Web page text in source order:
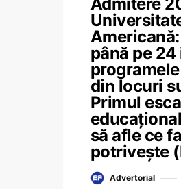
până pe
din locuri
Primul
să afle ce
potrivește
Advertorial